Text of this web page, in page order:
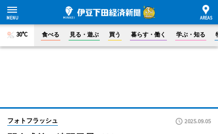
30°C 食べる 見る・遊ぶ 買う 暮らす・働く 学ぶ・知る
フォトフラッシュ 2025.09.05